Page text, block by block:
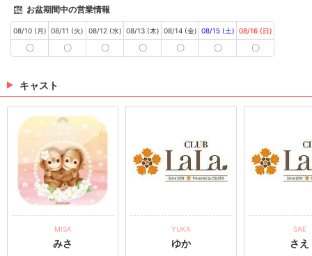
お盆期間中の営業情報
08/10 (月)
〇
08/11 (火)
〇
08/12 (水)
〇
08/13 (木)
〇
08/14 (金)
〇
08/15 (土)
〇
08/16 (日)
〇
キャスト
MISA
みさ
YUKA
ゆか
SAE
さえ